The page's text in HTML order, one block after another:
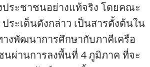
ประชาชนอย่างแท้จริง โดยคณะ
ระเด็นดังกล่าว เป็นสารตั้งต้นใน
งพัฒนาการศึกษากับภาคีเครือ
ผ่านการลงพื้นที่ 4 ภูมิภาค ที่จะ